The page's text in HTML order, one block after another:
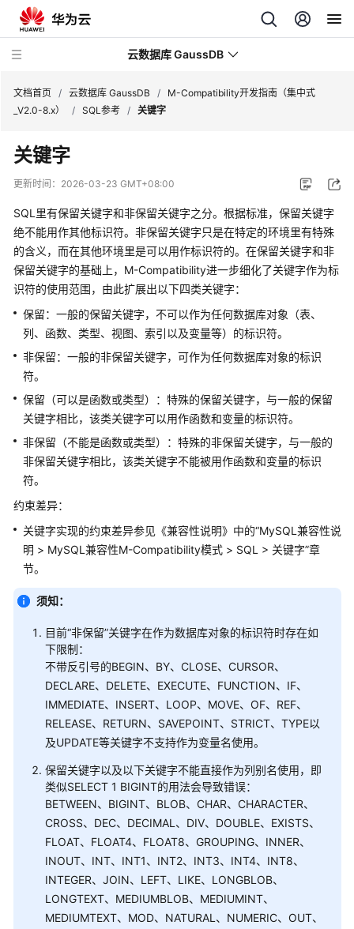
云数据库 GaussDB
最
新
动
服
务
公
告
产
品
介
绍
计
费
说
明
速
入
门
用
户
南
开
发
指
布
式
_V2.0-
10.x）
文档首页 / 云数据库 GaussDB /
M-Compatibility开发指南（集中式
_V2.0-8.x）
/ SQL参考 / 关键字
关键字
更新时间： 2026-03-23 GMT+08:00
SQL里有保留关键字和非保留关键字之分。根据标准，保留关键字
绝不能用作其他标识符。非保留关键字只是在特定的环境里有特殊
的含义，而在其他环境里是可以用作标识符的。在保留关键字和非
保留关键字的基础上，M-Compatibility进一步细化了关键字作为标
识符的使用范围，由此扩展出以下四类关键字：
保留：一般的保留关键字，不可以作为任何数据库对象（表、
列、函数、类型、视图、索引以及变量等）的标识符。
非保留：一般的非保留关键字，可作为任何数据库对象的标识
符。
保留（可以是函数或类型）：特殊的保留关键字，与一般的保留
关键字相比，该类关键字可以用作函数和变量的标识符。
非保留（不能是函数或类型）：特殊的非保留关键字，与一般的
非保留关键字相比，该类关键字不能被用作函数和变量的标识
符。
约束差异：
关键字实现的约束差异参见《兼容性说明》中的“MySQL兼容性说
明 > MySQL兼容性M-Compatibility模式 > SQL > 关键字”章
节。
须知：
目前“非保留”关键字在作为数据库对象的标识符时存在如
下限制：
不带反引号的BEGIN、BY、CLOSE、CURSOR、
DECLARE、DELETE、EXECUTE、FUNCTION、IF、
IMMEDIATE、INSERT、LOOP、MOVE、OF、REF、
RELEASE、RETURN、SAVEPOINT、STRICT、TYPE以
及UPDATE等关键字不支持作为变量名使用。
保留关键字以及以下关键字不能直接作为列别名使用，即
类似SELECT 1 BIGINT的用法会导致错误：
BETWEEN、BIGINT、BLOB、CHAR、CHARACTER、
CROSS、DEC、DECIMAL、DIV、DOUBLE、EXISTS、
FLOAT、FLOAT4、FLOAT8、GROUPING、INNER、
INOUT、INT、INT1、INT2、INT3、INT4、INT8、
INTEGER、JOIN、LEFT、LIKE、LONGBLOB、
LONGTEXT、MEDIUMBLOB、MEDIUMINT、
MEDIUMTEXT、MOD、NATURAL、NUMERIC、OUT、